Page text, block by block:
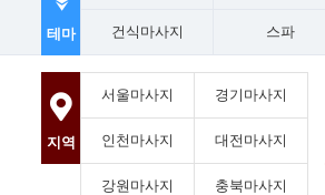
건식마사지 스파
테마
지역
서울마사지 경기마사지
인천마사지 대전마사지
강원마사지 충북마사지